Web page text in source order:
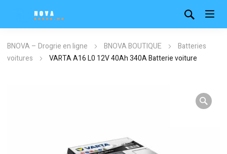
BNOVA – Drogrie en ligne BNOVA BOUTIQUE
Batteries
voitures
VARTA A16 L0 12V 40Ah 340A Batterie voiture